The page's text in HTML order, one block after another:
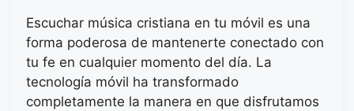
Escuchar música cristiana en tu móvil es una
forma poderosa de mantenerte conectado con
tu fe en cualquier momento del día. La
tecnología móvil ha transformado
completamente la manera en que disfrutamos